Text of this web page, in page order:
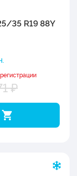
35 R19 88Y
₽